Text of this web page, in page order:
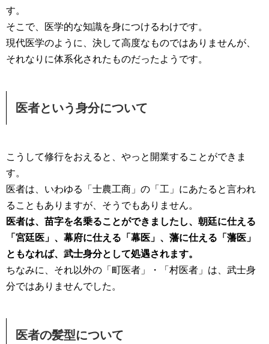
す。
そこで、医学的な知識を身につけるわけです。
現代医学のように、決して高度なものではありませんが、
それなりに体系化されたものだったようです。
医者という身分について
こうして修行をおえると、やっと開業することができま
す。
医者は、いわゆる「士農工商」の「工」にあたると言われ
ることもありますが、そうでもありません。
医者は、苗字を名乗ることができましたし、朝廷に仕える
「宮廷医」、幕府に仕える「幕医」、藩に仕える「藩医」
ともなれば、武士身分として処遇されます。
ちなみに、それ以外の「町医者」・「村医者」は、武士身
分ではありませんでした。
医者の髪型について